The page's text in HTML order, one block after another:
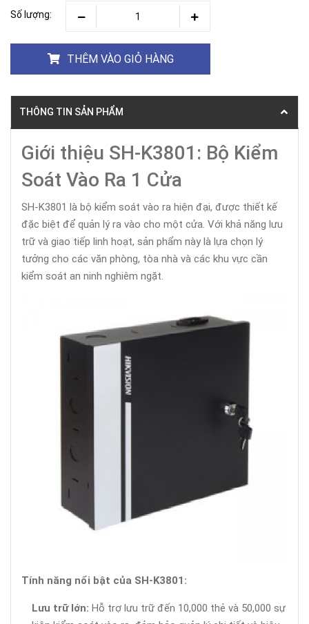
Số lượng:
THÊM VÀO GIỎ HÀNG
THÔNG TIN SẢN PHẨM
Giới thiệu SH-K3801: Bộ Kiểm
Soát Vào Ra 1 Cửa
SH-K3801 là bộ kiểm soát vào ra hiện đại, được thiết kế
đặc biệt để quản lý ra vào cho một cửa. Với khả năng lưu
trữ và giao tiếp linh hoạt, sản phẩm này là lựa chọn lý
tưởng cho các văn phòng, tòa nhà và các khu vực cần
kiểm soát an ninh nghiêm ngặt.
Tính năng nổi bật của SH-K3801:
Lưu trữ lớn: Hỗ trợ lưu trữ đến 10,000 thẻ và 50,000 sự